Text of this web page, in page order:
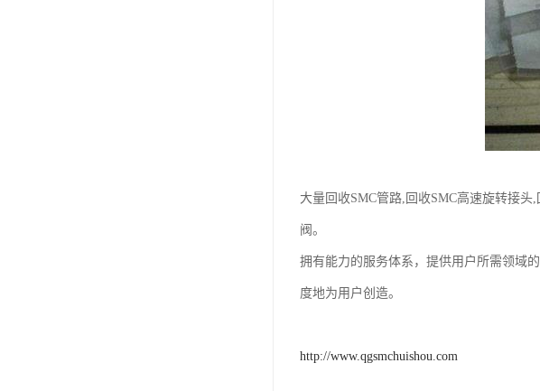
大量回收SMC管路,回收SMC高速旋转接
阀。
拥有能力的服务体系，提供用户所需领域
度地为用户创造。
http://www.qgsmchuishou.com